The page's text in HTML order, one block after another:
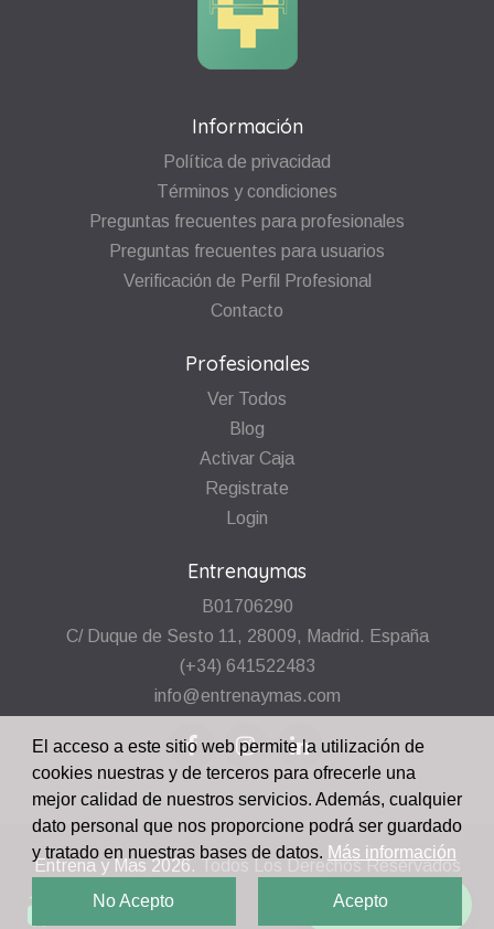
¡Escríbenos!
Información
Política de privacidad
Términos y condiciones
Preguntas frecuentes para profesionales
Preguntas frecuentes para usuarios
Verificación de Perfil Profesional
Contacto
Profesionales
Ver Todos
Blog
Activar Caja
Registrate
Login
Entrenaymas
B01706290
C/ Duque de Sesto 11, 28009, Madrid. España
(+34) 641522483
info@entrenaymas.com
Entrena y Mas 2026. Todos Los Derechos Reservados
El acceso a este sitio web permite la utilización de
cookies nuestras y de terceros para ofrecerle una
mejor calidad de nuestros servicios. Además, cualquier
dato personal que nos proporcione podrá ser guardado
y tratado en nuestras bases de datos. Más información
No Acepto Acepto